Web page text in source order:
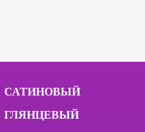
САТИНОВЫЙ
ГЛЯНЦЕВЫЙ